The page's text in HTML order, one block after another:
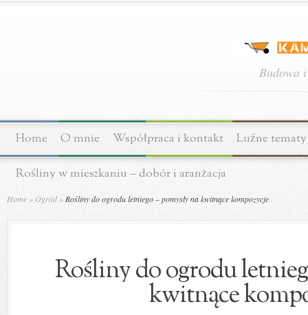
Budowa
Home O mnie Współpraca i kontakt Luźne tematy
Rośliny w mieszkaniu – dobór i aranżacja
Home » Ogród » Rośliny do ogrodu letniego – pomysły na kwitnące kompozycje
Rośliny do ogrodu
kwitnące